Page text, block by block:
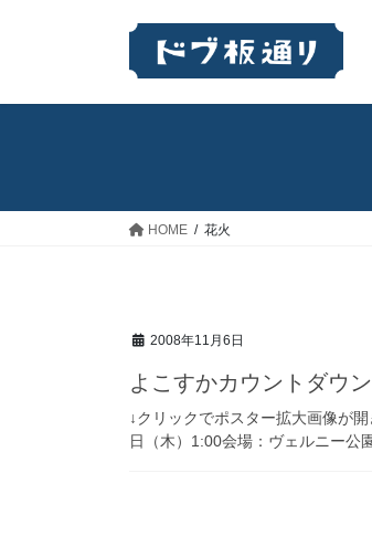
HOME 花火
2008年11月6日
よこすかカウントダウ
↓クリックでポスター拡大画像が
日（木）1:00会場：ヴェルニー